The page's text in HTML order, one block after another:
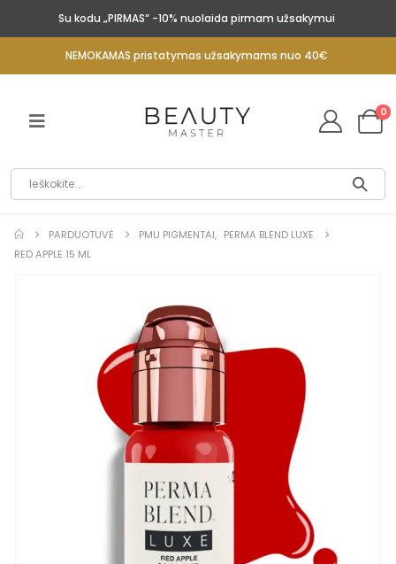
Su kodu „PIRMAS“ -10% nuolaida pirmam užsakymui
NEMOKAMAS pristatymas užsakymams nuo 40€
0
PARDUOTUVĖ PMU PIGMENTAI, PERMA BLEND LUXE
RED APPLE 15 ML